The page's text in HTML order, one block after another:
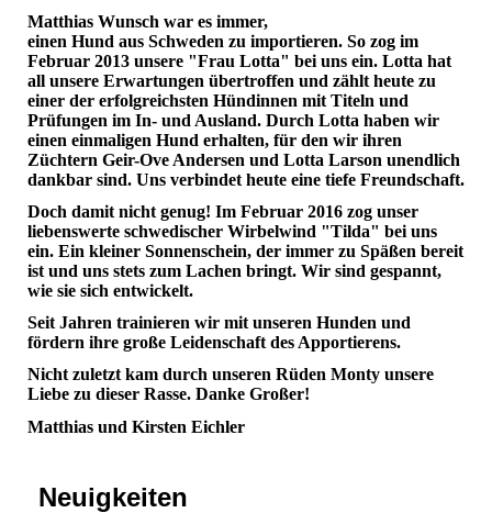
Matthias Wunsch war es immer,
einen Hund aus Schweden zu importieren. So zog im
Februar 2013 unsere "Frau Lotta" bei uns ein. Lotta hat
all unsere Erwartungen übertroffen und zählt heute zu
einer der erfolgreichsten Hündinnen mit Titeln und
Prüfungen im In- und Ausland. Durch Lotta haben wir
einen einmaligen Hund erhalten, für den wir ihren
Züchtern Geir-Ove Andersen und Lotta Larson unendlich
dankbar sind. Uns verbindet heute eine tiefe Freundschaft.
Doch damit nicht genug! Im Februar 2016 zog unser
liebenswerte schwedischer Wirbelwind "Tilda" bei uns
ein. Ein kleiner Sonnenschein, der immer zu Späßen bereit
ist und uns stets zum Lachen bringt. Wir sind gespannt,
wie sie sich entwickelt.
Seit Jahren trainieren wir mit unseren Hunden und
fördern ihre große Leidenschaft des Apportierens.
Nicht zuletzt kam durch unseren Rüden Monty unsere
Liebe zu dieser Rasse. Danke Großer!
Matthias und Kirsten Eichler
Neuigkeiten